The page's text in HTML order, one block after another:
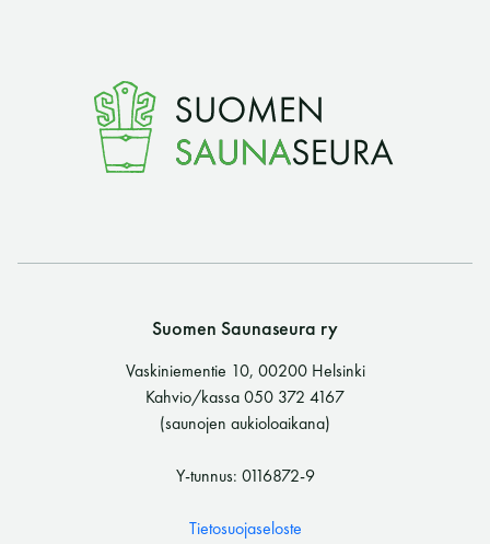
Suomen Saunaseura ry
Vaskiniementie 10, 00200 Helsinki
Kahvio/kassa 050 372 4167
(saunojen aukioloaikana)
Y-tunnus: 0116872-9
Tietosuojaseloste